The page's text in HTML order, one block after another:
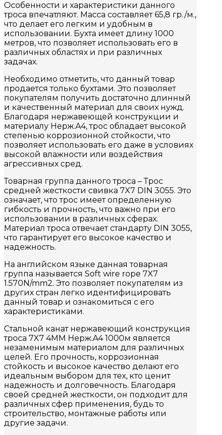
Особенности и характеристики данного
троса впечатляют. Масса составляет 65,8 гр./м.,
что делает его легким и удобным в
использовании. Бухта имеет длину 1000
метров, что позволяет использовать его в
различных областях и при различных
задачах.
Необходимо отметить, что данный товар
продается только бухтами. Это позволяет
покупателям получить достаточно длинный
и качественный материал для своих нужд.
Благодаря нержавеющей конструкции и
материалу Нерж.A4, трос обладает высокой
степенью коррозионной стойкости, что
позволяет использовать его даже в условиях
высокой влажности или воздействия
агрессивных сред.
Товарная группа данного троса – Трос
средней жесткости свивка 7X7 DIN 3055. Это
означает, что трос имеет определенную
гибкость и прочность, что важно при его
использовании в различных сферах.
Материал троса отвечает стандарту DIN 3055,
что гарантирует его высокое качество и
надежность.
На английском языке данная товарная
группа называется Soft wire rope 7X7
1.570N/mm2. Это позволяет покупателям из
других стран легко идентифицировать
данный товар и ознакомиться с его
характеристиками.
Стальной канат нержавеющий конструкция
троса 7X7 4MM Нерж.A4 1000м является
незаменимым материалом для различных
целей. Его прочность, коррозионная
стойкость и высокое качество делают его
идеальным выбором для тех, кто ценит
надежность и долговечность. Благодаря
своей средней жесткости, он подходит для
различных сфер применения, будь то
строительство, монтажные работы или
другие задачи.